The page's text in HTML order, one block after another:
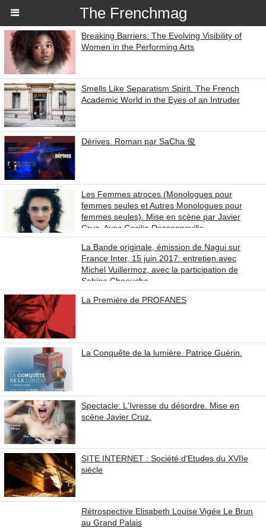
The Frenchmag
Breaking Barriers: The Evolving Visibility of
Women in the Performing Arts
Smells Like Separatism Spirit. The French
Academic World in the Eyes of an Intruder
Dérives. Roman par SaCha 俊
Les Femmes atroces (Monologues pour
femmes seules et Autres Monologues pour
femmes seules). Mise en scène par Javier
Cruz. Avec Cecilia Dassonneville.
La Bande originale, émission de Nagui sur
France Inter, 15 juin 2017: entretien avec
Michel Vuillermoz, avec la participation de
Sabine Chaouche
La Première de PROFANES
La Conquête de la lumière. Patrice Guérin.
Spectacle: L'Ivresse du désordre. Mise en
scène Javier Cruz.
SITE INTERNET : Société d'Etudes du XVIIe
siècle
Rétrospective Elisabeth Louise Vigée Le Brun
au Grand Palais